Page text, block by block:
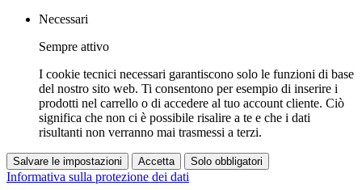
Necessari
Sempre attivo
I cookie tecnici necessari garantiscono solo le funzioni di base
del nostro sito web. Ti consentono per esempio di inserire i
prodotti nel carrello o di accedere al tuo account cliente. Ciò
significa che non ci è possibile risalire a te e che i dati
risultanti non verranno mai trasmessi a terzi.
Salvare le impostazioni Accetta Solo obbligatori
Informativa sulla protezione dei dati